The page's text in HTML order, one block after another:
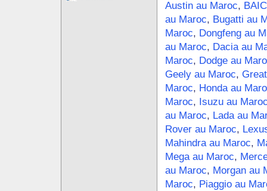
Austin au Maroc,
au Maroc, Bugatti au
Maroc, Dongfeng au
au Maroc, Dacia au
Maroc, Dodge au
Geely au Maroc,
Maroc, Honda au
Maroc, Isuzu au
au Maroc, Lada au
Rover au Maroc,
Mahindra au Maroc,
Mega au Maroc,
au Maroc, Morgan au
Maroc, Piaggio au